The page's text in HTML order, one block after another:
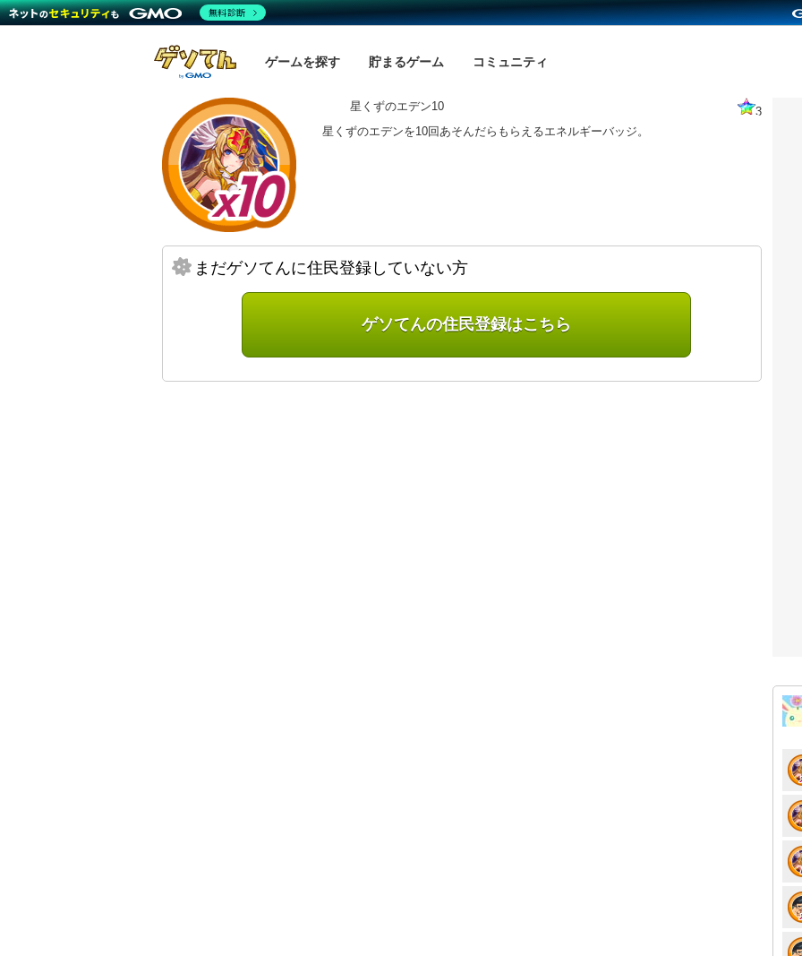
ゲームを探す 貯まるゲーム コミュニティ
星くずのエデン10
3
星くずのエデンを10回あそんだらもらえるエネルギーバッジ。
まだゲソてんに住民登録していない方
ゲソてんの住民登録はこちら
無料診断